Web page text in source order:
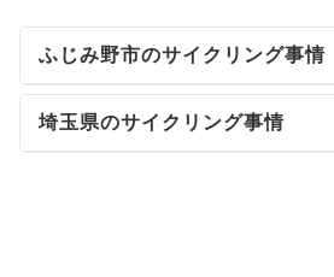
ふじみ野市のサイクリング事情
埼玉県のサイクリング事情